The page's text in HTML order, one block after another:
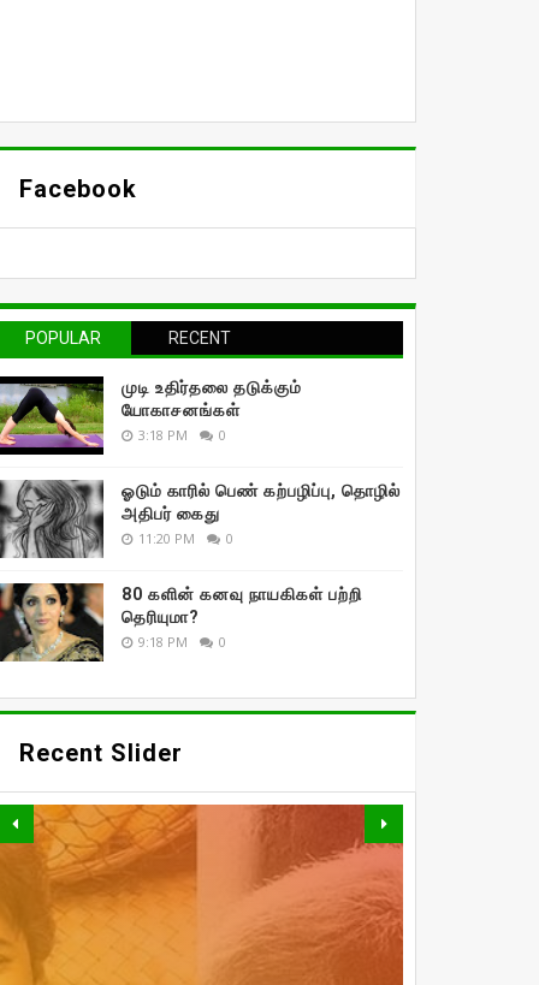
Facebook
POPULAR RECENT
முடி உதிர்தலை தடுக்கும்
யோகாசனங்கள்
3:18 PM 0
ஓடும் காரில் பெண் கற்பழிப்பு, தொழில்
அதிபர் கைது
11:20 PM 0
80 களின் கனவு நாயகிகள் பற்றி
தெரியுமா?
9:18 PM 0
Recent Slider